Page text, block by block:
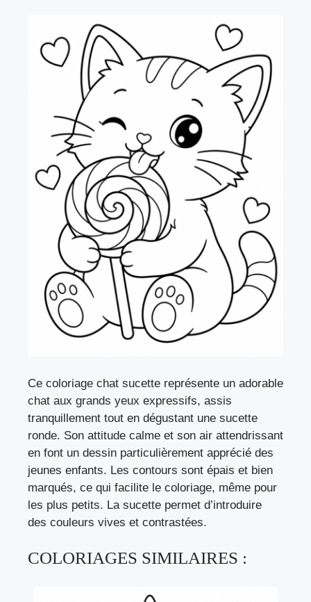
Ce coloriage chat sucette représente un adorable
chat aux grands yeux expressifs, assis
tranquillement tout en dégustant une sucette
ronde. Son attitude calme et son air attendrissant
en font un dessin particulièrement apprécié des
jeunes enfants. Les contours sont épais et bien
marqués, ce qui facilite le coloriage, même pour
les plus petits. La sucette permet d’introduire
des couleurs vives et contrastées.
COLORIAGES SIMILAIRES :